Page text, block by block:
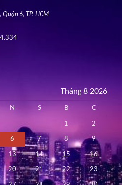
6, TP. HCM
Tháng 8 2026
N S B C
1 2
6 7 8 9
13 14 15 16
20 21 22 23